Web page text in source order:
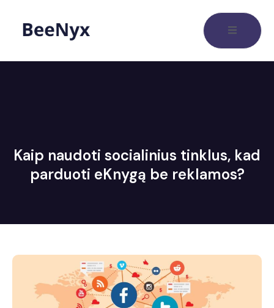
Kaip naudoti socialinius tinklus, kad
parduoti eKnygą be reklamos?